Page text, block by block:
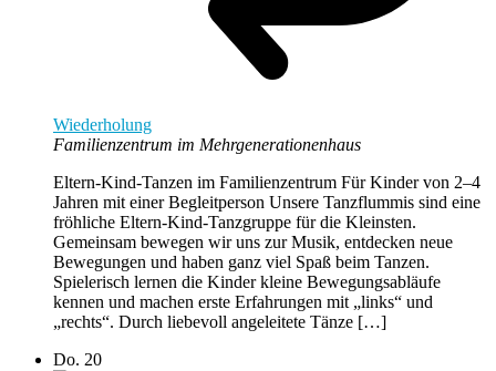
Wiederholung
Familienzentrum im Mehrgenerationenhaus
Eltern-Kind-Tanzen im Familienzentrum Für Kinder von 2–4
Jahren mit einer Begleitperson Unsere Tanzflummis sind eine
fröhliche Eltern-Kind-Tanzgruppe für die Kleinsten.
Gemeinsam bewegen wir uns zur Musik, entdecken neue
Bewegungen und haben ganz viel Spaß beim Tanzen.
Spielerisch lernen die Kinder kleine Bewegungsabläufe
kennen und machen erste Erfahrungen mit „links“ und
„rechts“. Durch liebevoll angeleitete Tänze […]
Do. 20